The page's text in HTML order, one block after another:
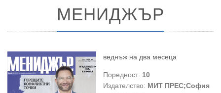
МЕНИДЖЪР
веднъж на два месеца
Поредност: 10
Издателство: МИТ ПРЕС;София